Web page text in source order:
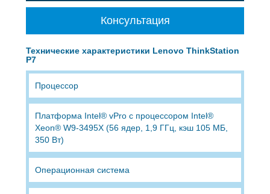
Консультация
Технические характеристики Lenovo ThinkStation
P7
Процессор
Платформа Intel® vPro с процессором Intel®
Xeon® W9-3495X (56 ядер, 1,9 ГГц, кэш 105 МБ,
350 Вт)
Операционная система